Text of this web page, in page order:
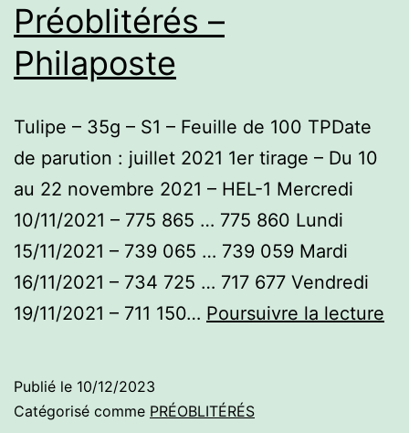
Préoblitérés –
Philaposte
Tulipe – 35g – S1 – Feuille de 100 TPDate
de parution : juillet 2021 1er tirage – Du 10
au 22 novembre 2021 – HEL-1 Mercredi
10/11/2021 – 775 865 … 775 860 Lundi
15/11/2021 – 739 065 … 739 059 Mardi
16/11/2021 – 734 725 … 717 677 Vendredi
19/11/2021 – 711 150… Poursuivre la lecture
Publié le 10/12/2023
Catégorisé comme PRÉOBLITÉRÉS